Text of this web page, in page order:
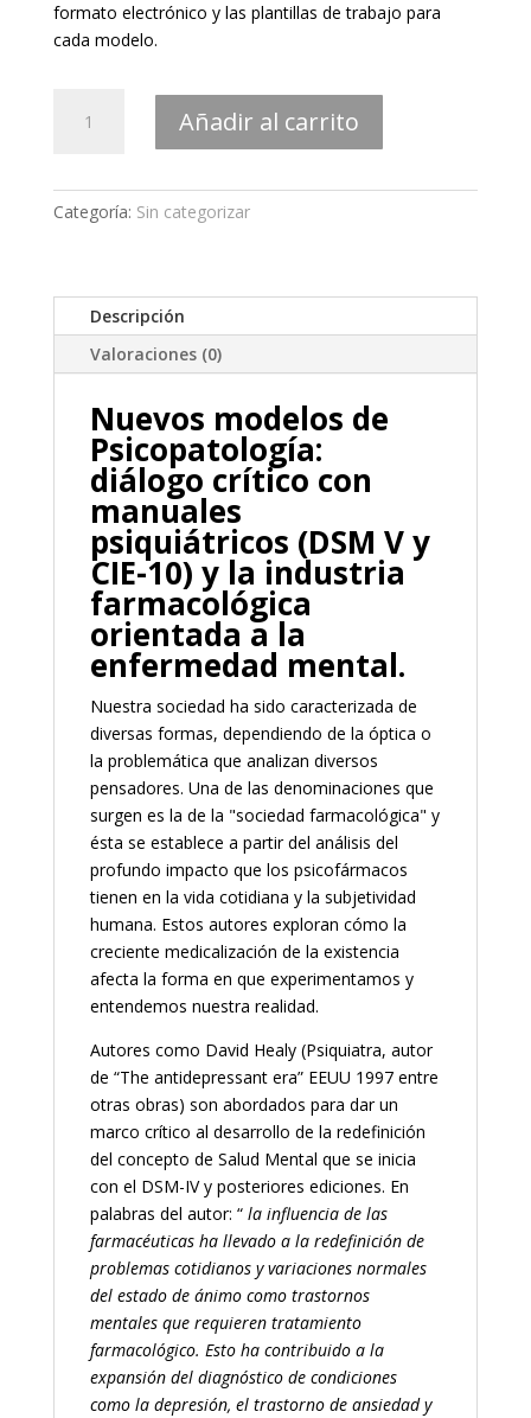
formato electrónico y las plantillas de trabajo para
cada modelo.
Psicopatología
Psicodinámica:
y
cantidad
Añadir al carrito
Categoría: Sin categorizar
Descripción
Valoraciones (0)
Nuevos modelos de
Psicopatología:
diálogo crítico con
manuales
psiquiátricos (DSM V y
CIE-10) y la industria
farmacológica
orientada a la
enfermedad mental.
Nuestra sociedad ha sido caracterizada de
diversas formas, dependiendo de la óptica o
la problemática que analizan diversos
pensadores. Una de las denominaciones que
surgen es la de la "sociedad farmacológica" y
ésta se establece a partir del análisis del
profundo impacto que los psicofármacos
tienen en la vida cotidiana y la subjetividad
humana. Estos autores exploran cómo la
creciente medicalización de la existencia
afecta la forma en que experimentamos y
entendemos nuestra realidad.
Autores como David Healy (Psiquiatra, autor
de “The antidepressant era” EEUU 1997 entre
otras obras) son abordados para dar un
marco crítico al desarrollo de la redefinición
del concepto de Salud Mental que se inicia
con el DSM-IV y posteriores ediciones. En
palabras del autor: “la influencia de las
farmacéuticas ha llevado a la redefinición de
problemas cotidianos y variaciones normales
del estado de ánimo como trastornos
mentales que requieren tratamiento
farmacológico. Esto ha contribuido a la
expansión del diagnóstico de condiciones
como la depresión, el trastorno de ansiedad y